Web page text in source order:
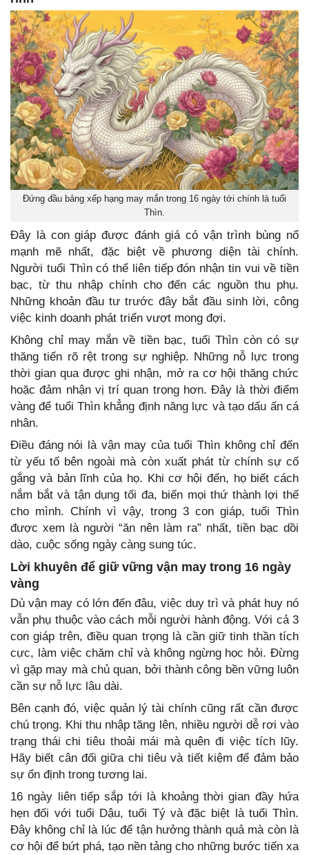
Đứng đầu bảng xếp hạng may mắn trong 16 ngày tới chính là tuổi
Thìn.
Đây là con giáp được đánh giá có vận trình bùng nổ
mạnh mẽ nhất, đặc biệt về phương diện tài chính.
Người tuổi Thìn có thể liên tiếp đón nhận tin vui về tiền
bạc, từ thu nhập chính cho đến các nguồn thu phụ.
Những khoản đầu tư trước đây bắt đầu sinh lời, công
việc kinh doanh phát triển vượt mong đợi.
Không chỉ may mắn về tiền bạc, tuổi Thìn còn có sự
thăng tiến rõ rệt trong sự nghiệp. Những nỗ lực trong
thời gian qua được ghi nhận, mở ra cơ hội thăng chức
hoặc đảm nhận vị trí quan trọng hơn. Đây là thời điểm
vàng để tuổi Thìn khẳng định năng lực và tạo dấu ấn cá
nhân.
Điều đáng nói là vận may của tuổi Thìn không chỉ đến
từ yếu tố bên ngoài mà còn xuất phát từ chính sự cố
gắng và bản lĩnh của họ. Khi cơ hội đến, họ biết cách
nắm bắt và tận dụng tối đa, biến mọi thứ thành lợi thế
cho mình. Chính vì vậy, trong 3 con giáp, tuổi Thìn
được xem là người “ăn nên làm ra” nhất, tiền bạc dồi
dào, cuộc sống ngày càng sung túc.
Lời khuyên để giữ vững vận may trong 16 ngày
vàng
Dù vận may có lớn đến đâu, việc duy trì và phát huy nó
vẫn phụ thuộc vào cách mỗi người hành động. Với cả 3
con giáp trên, điều quan trọng là cần giữ tinh thần tích
cực, làm việc chăm chỉ và không ngừng học hỏi. Đừng
vì gặp may mà chủ quan, bởi thành công bền vững luôn
cần sự nỗ lực lâu dài.
Bên cạnh đó, việc quản lý tài chính cũng rất cần được
chú trọng. Khi thu nhập tăng lên, nhiều người dễ rơi vào
trạng thái chi tiêu thoải mái mà quên đi việc tích lũy.
Hãy biết cân đối giữa chi tiêu và tiết kiệm để đảm bảo
sự ổn định trong tương lai.
16 ngày liên tiếp sắp tới là khoảng thời gian đầy hứa
hẹn đối với tuổi Dậu, tuổi Tý và đặc biệt là tuổi Thìn.
Đây không chỉ là lúc để tận hưởng thành quả mà còn là
cơ hội để bứt phá, tạo nền tảng cho những bước tiến xa